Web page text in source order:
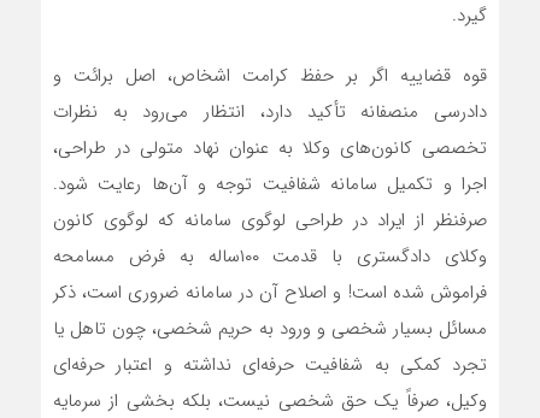
گیرد.
قوه قضاییه اگر بر حفظ کرامت اشخاص، اصل برائت و
دادرسی منصفانه تأکید دارد، انتظار می‌رود به نظرات
تخصصی کانون‌های وکلا به عنوان نهاد متولی در طراحی،
اجرا و تکمیل سامانه شفافیت توجه و آن‌ها رعایت شود.
صرفنظر از ایراد در طراحی لوگوی سامانه که لوگوی کانون
وکلای دادگستری با قدمت ۱۰۰ساله به فرض مسامحه
فراموش شده است! و اصلاح آن در سامانه ضروری است، ذکر
مسائل بسیار شخصی و ورود به حریم شخصی، چون تاهل یا
تجرد کمکی به شفافیت حرفه‌ای نداشته و اعتبار حرفه‌ای
وکیل، صرفاً یک حق شخصی نیست، بلکه بخشی از سرمایه